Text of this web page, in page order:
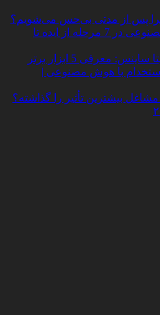
چرا پس از مدتی بی‌حس می‌شویم؟
ساخت چت‌ بات با هوش مصنوعی در 7 مرحله از ایده تا
معرفی 5 ابزار برتر
با هوش مصنوعی |
بیشترین تأثیر را گذاشته؟